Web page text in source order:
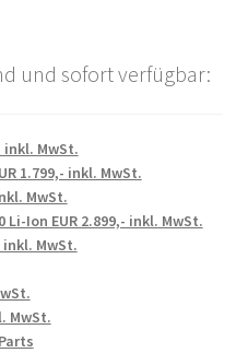
und sofort verfügbar:
inkl. MwSt.
1.799,- inkl. MwSt.
MwSt.
Ion EUR 2.899,- inkl. MwSt.
inkl. MwSt.
MwSt.